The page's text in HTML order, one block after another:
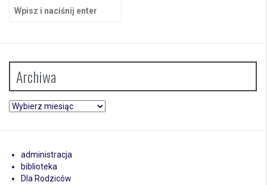
Archiwa
Archiwa
administracja
biblioteka
Dla Rodziców